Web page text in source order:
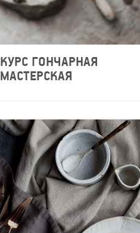
КУРС ГОНЧАРНАЯ
МАСТЕРСКАЯ